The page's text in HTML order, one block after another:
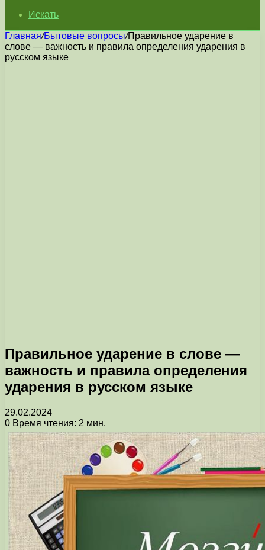
Искать
Главная/Бытовые вопросы/Правильное ударение в
слове — важность и правила определения ударения в
русском языке
Правильное ударение в слове —
важность и правила определения
ударения в русском языке
29.02.2024
0 Время чтения: 2 мин.